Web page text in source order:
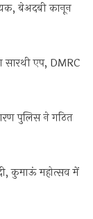
बेअदबी कानून
सारथी एप, DMRC
पुलिस ने गठित
कुमाऊं महोत्सव में